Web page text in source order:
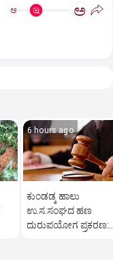
ಅ ಅ
6 hours ago
ಕುಂಡಡ್ಕ ಹಾಲು
ಉ.ಸ.ಸಂಘದ ಹಣ
ದುರುಪಯೋಗ ಪ್ರಕರಣ: